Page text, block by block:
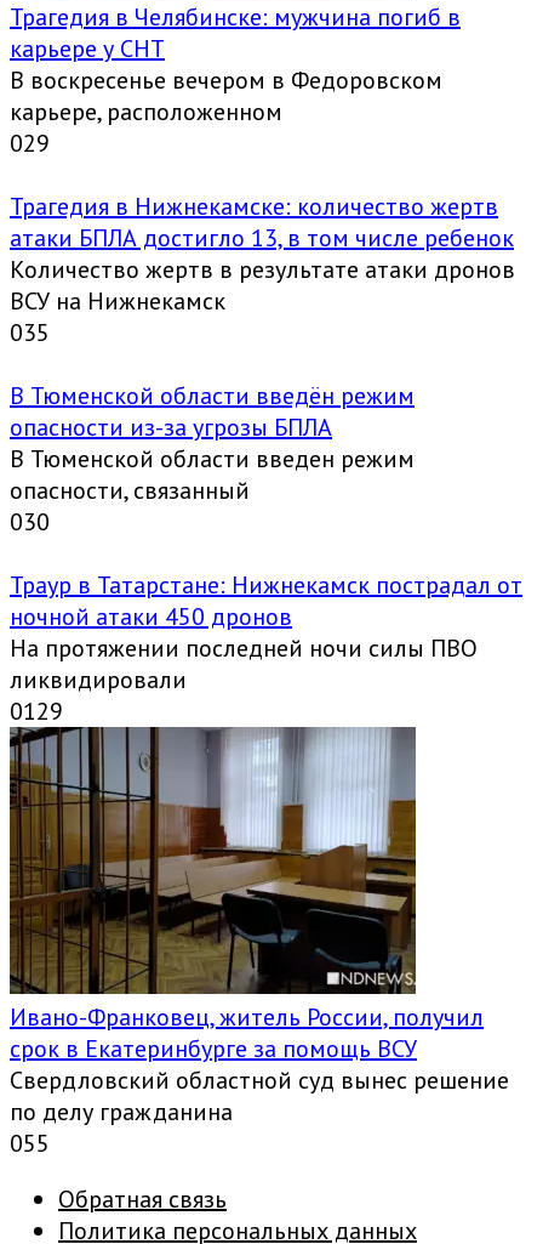
Трагедия в Челябинске: мужчина погиб в
карьере у СНТ
В воскресенье вечером в Федоровском
карьере, расположенном
029
Трагедия в Нижнекамске: количество жертв
атаки БПЛА достигло 13, в том числе ребенок
Количество жертв в результате атаки дронов
ВСУ на Нижнекамск
035
В Тюменской области введён режим
опасности из-за угрозы БПЛА
В Тюменской области введен режим
опасности, связанный
030
Траур в Татарстане: Нижнекамск пострадал от
ночной атаки 450 дронов
На протяжении последней ночи силы ПВО
ликвидировали
0129
Ивано-Франковец, житель России, получил
срок в Екатеринбурге за помощь ВСУ
Свердловский областной суд вынес решение
по делу гражданина
055
Обратная связь
Политика персональных данных